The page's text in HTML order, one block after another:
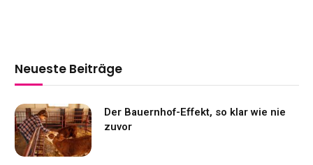
Neueste Beiträge
Der Bauernhof-Effekt, so klar wie nie
zuvor